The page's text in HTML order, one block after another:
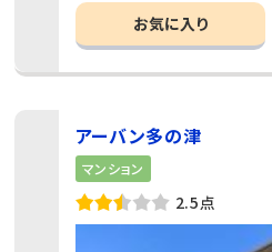
お気に入り
アーバン多の津
マンション
2.5点